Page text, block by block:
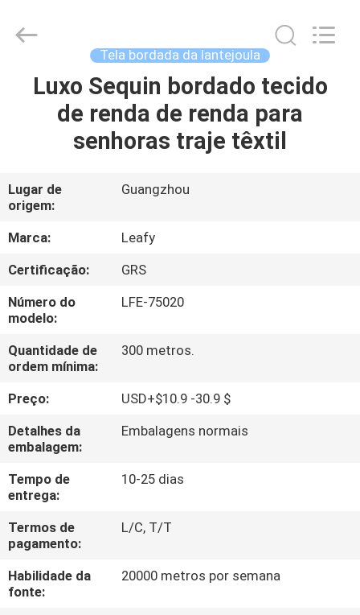
CASA
PRODUTOS
QUEM
SOMOS
FÁBRICA
CONTROLE
DE
QUALIDADE
FALE
CONOSCO
NOTÍCIAS
PEDIR UM
ORÇAMENTO
Textiles
Tela bordada da lantejoula
Luxo Sequin bordado tecido
de renda de renda para
senhoras traje têxtil
Lugar de
origem:
Guangzhou
Marca:
Leafy
Certificação:
GRS
Número do
modelo:
LFE-75020
Quantidade de
ordem mínima:
300 metros.
Preço:
USD+$10.9 -30.9 $
Detalhes da
embalagem:
Embalagens normais
Tempo de
entrega:
10-25 dias
Termos de
pagamento:
L/C, T/T
Habilidade da
fonte:
20000 metros por semana